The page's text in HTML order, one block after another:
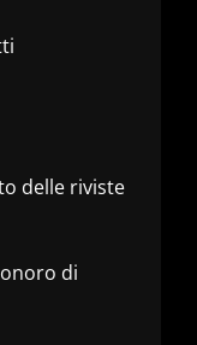
delle riviste
di